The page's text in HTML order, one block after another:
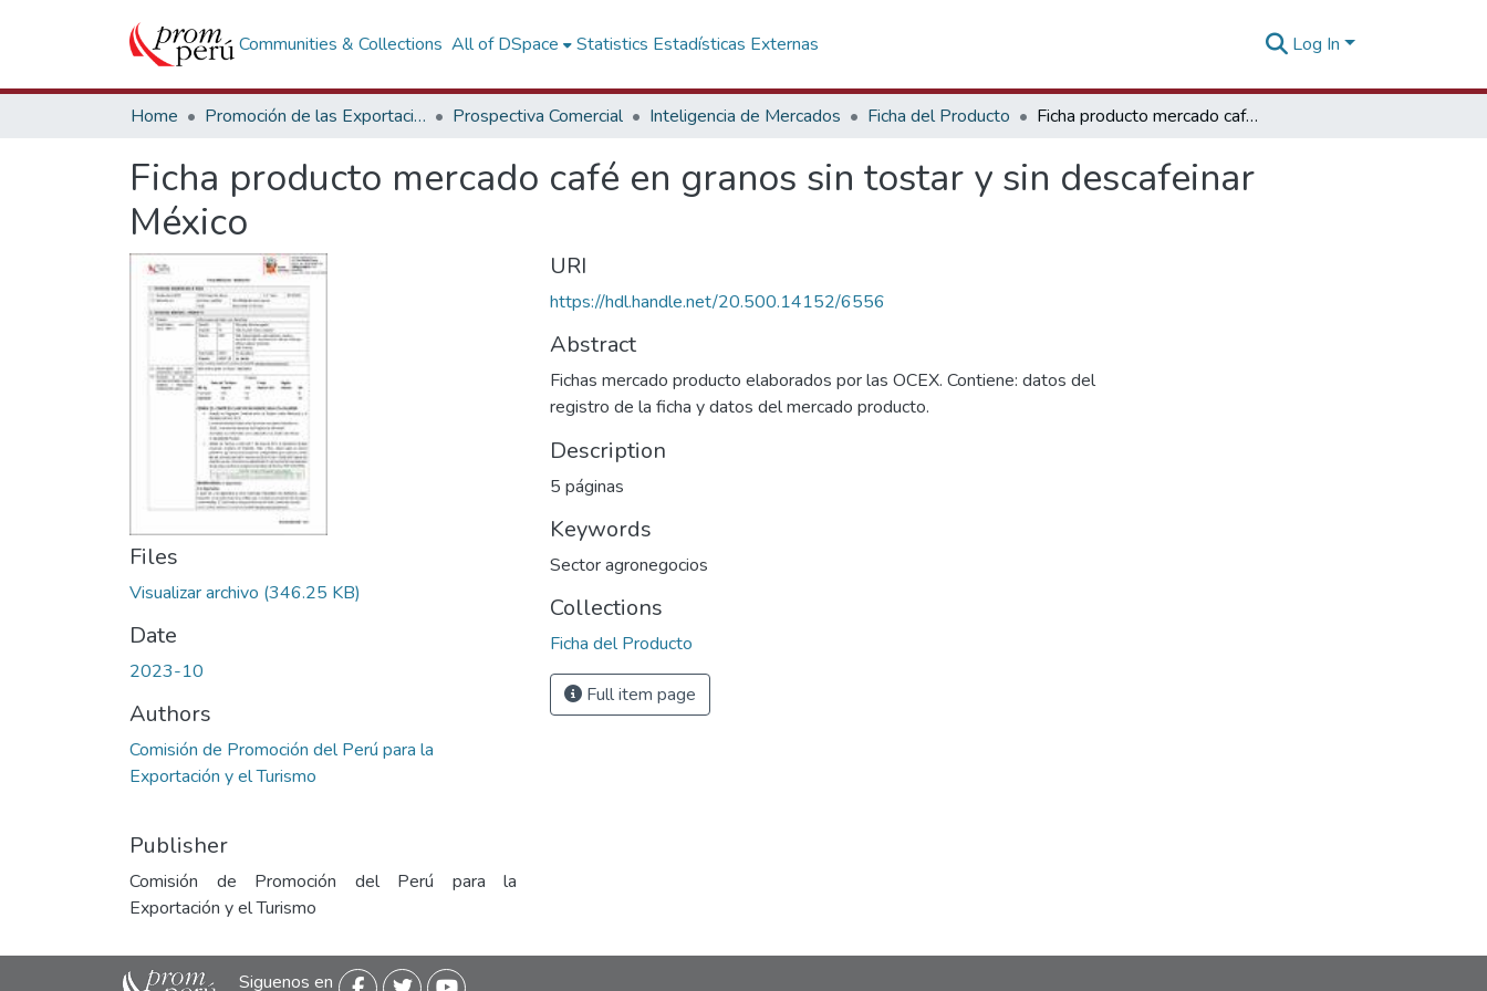
Communities & Collections All of DSpace Statistics Estadísticas Externas Log In
Home Promoción de las Exportaciones Prospectiva Comercial Inteligencia de Mercados Ficha del Producto Ficha producto mercado café en granos sin tostar y sin descafeinar México
Ficha producto mercado café en granos sin tostar y sin descafeinar
México
Files
Visualizar archivo (346.25 KB)
Date
2023-10
Authors
Comisión de Promoción del Perú para la
Exportación y el Turismo
Publisher
Comisión de Promoción del Perú para la
Exportación y el Turismo
URI
https://hdl.handle.net/20.500.14152/6556
Abstract
Fichas mercado producto elaborados por las OCEX. Contiene: datos del
registro de la ficha y datos del mercado producto.
Description
5 páginas
Keywords
Sector agronegocios
Collections
Ficha del Producto
Full item page
Siguenos en